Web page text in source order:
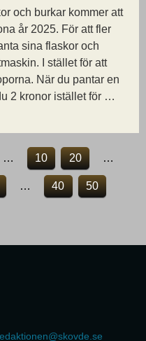
och burkar kommer att
år 2025. För att fler
sina flaskor och
I stället för att
När du pantar en
2 kronor istället för …
… 10 20 …
… 40 50